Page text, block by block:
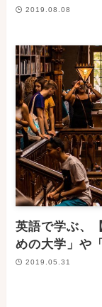
2019.08.08
英語で学ぶ、
めの大学」や
2019.05.31